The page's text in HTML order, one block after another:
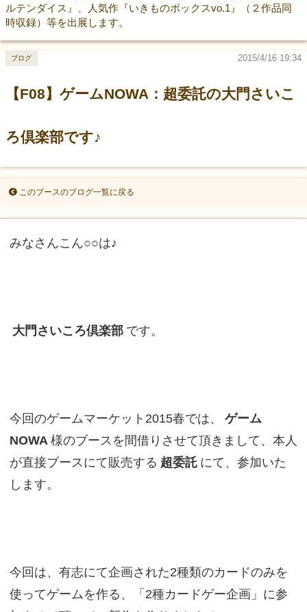
ルテンダイス』、人気作『いきものボックスvo.1』（２作品同
時収録）等を出展します。
【F08】ゲームNOWA：超委託の大門さいこ
ろ倶楽部です♪
2015/4/16 19:34
ブログ
このブースのブログ一覧に戻る
みなさんこん○○は♪
大門さいころ倶楽部 です。
今回のゲームマーケット2015春では、
ゲーム
NOWA 様のブースを間借りさせて頂きまして、本人
が直接ブースにて販売する 超委託 にて、参加いた
します。
今回は、有志にて企画された2種類のカードのみを
使ってゲームを作る、「2種カードゲー企画」に参